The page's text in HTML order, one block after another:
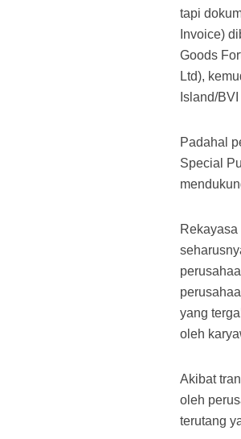
tapi
Invoice)
Goods
Ltd),
Island/
Padahal
Special
yang
oleh
Akibat
oleh
terutang